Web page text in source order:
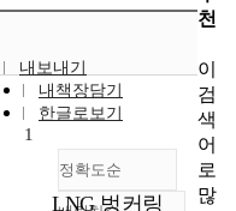
내보내기
내책장담기
한글로보기
정확도순
1
LNG 벙커링
천
이
검
색
어
로
많